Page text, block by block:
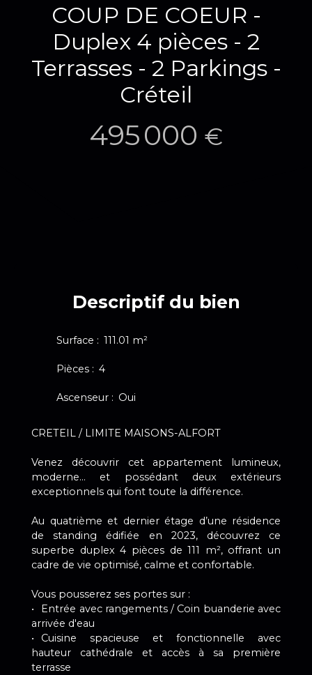
COUP DE COEUR -
Duplex 4 pièces - 2
Terrasses - 2 Parkings -
Créteil
495 000 €
Descriptif du bien
Surface : 111.01 m²
Pièces : 4
Ascenseur : Oui
CRETEIL / LIMITE MAISONS-ALFORT
Venez découvrir cet appartement lumineux,
moderne… et possédant deux extérieurs
exceptionnels qui font toute la différence.
Au quatrième et dernier étage d’une résidence
de standing édifiée en 2023, découvrez ce
superbe duplex 4 pièces de 111 m², offrant un
cadre de vie optimisé, calme et confortable.
Vous pousserez ses portes sur :
Entrée avec rangements / Coin buanderie avec
arrivée d'eau
Cuisine spacieuse et fonctionnelle avec
hauteur cathédrale et accès à sa première
terrasse